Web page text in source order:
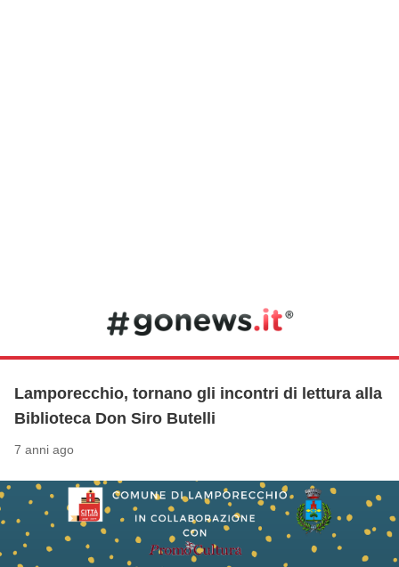
Lamporecchio, tornano gli incontri di lettura alla
Biblioteca Don Siro Butelli
7 anni ago